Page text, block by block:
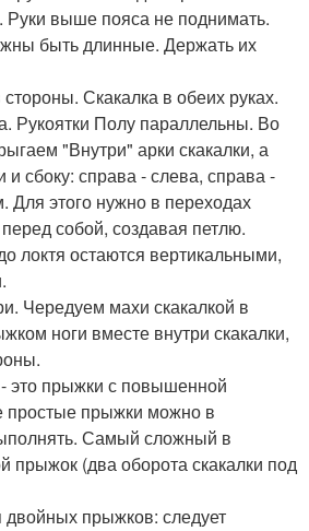
Руки выше пояса не поднимать.
быть длинные. Держать их
Скакалка в обеих руках.
Рукоятки Полу параллельны. Во
"Внутри" арки скакалки, а
сбоку: справа - слева, справа -
Для этого нужно в переходах
собой, создавая петлю.
локтя остаются вертикальными,
Чередуем махи скакалкой в
ноги вместе внутри скакалки,
это прыжки с повышенной
простые прыжки можно в
Самый сложный в
прыжок (два оборота скакалки под
прыжков: следует